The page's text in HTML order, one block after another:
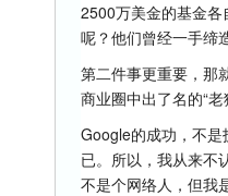
2500万美金的基金
呢？他们曾经一手缔
第二件事更重要，那
商业圈中出了名的“
Google的成功，不
已。所以，我从来不
不是个网络人，但我